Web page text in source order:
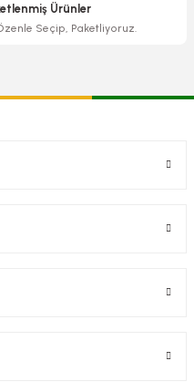
Ürünler
Seçip, Paketliyoruz.